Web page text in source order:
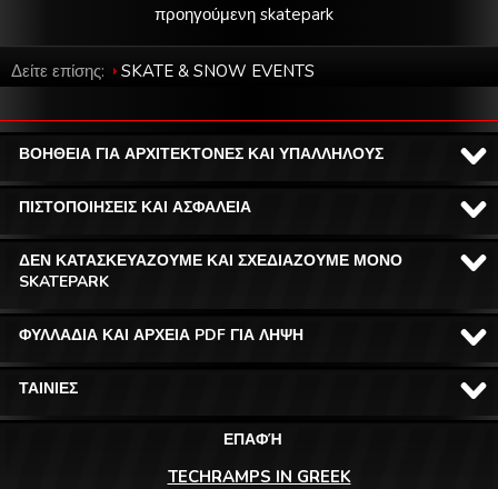
προηγούμενη skatepark
Δείτε επίσης: SKATE & SNOW EVENTS
ΒΟΗΘΕΙΑ ΓΙΑ ΑΡΧΙΤΕΚΤΟΝΕΣ ΚΑΙ ΥΠΑΛΛΗΛΟΥΣ
ΠΙΣΤΟΠΟΙΗΣΕΙΣ ΚΑΙ ΑΣΦΑΛΕΙΑ
ΔΕΝ ΚΑΤΑΣΚΕΥΑΖΟΥΜΕ ΚΑΙ ΣΧΕΔΙΑΖΟΥΜΕ ΜΟΝΟ
SKATEPARK
ΦΥΛΛΑΔΙΑ ΚΑΙ ΑΡΧΕΙΑ PDF ΓΙΑ ΛΗΨΗ
ΤΑΙΝΙΕΣ
ΕΠΑΦΉ
TECHRAMPS IN GREEK